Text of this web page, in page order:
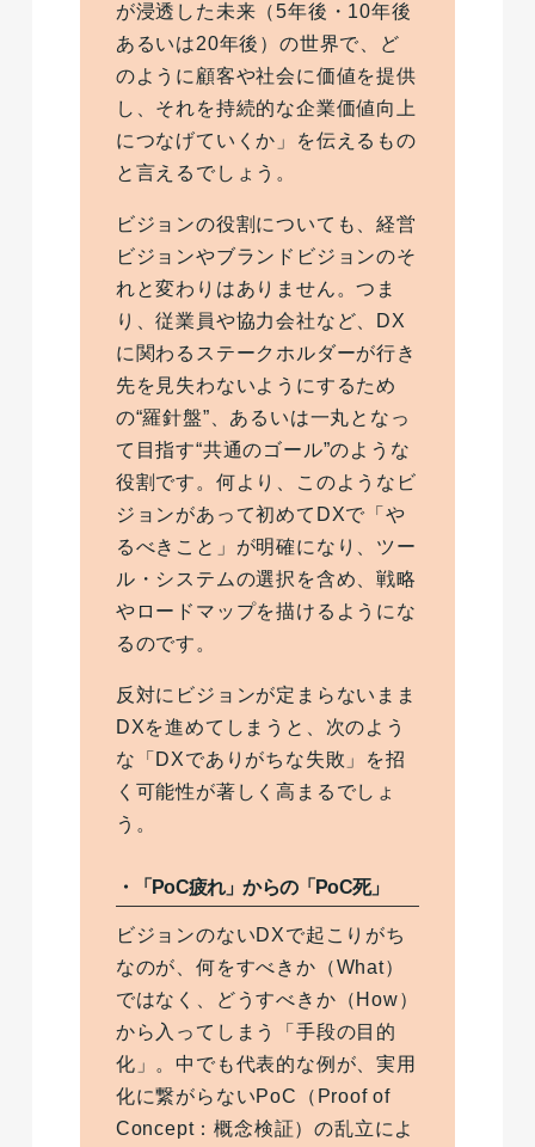
が浸透した未来（5年後・10年後
あるいは20年後）の世界で、ど
のように顧客や社会に価値を提供
し、それを持続的な企業価値向上
につなげていくか」を伝えるもの
と言えるでしょう。
ビジョンの役割についても、経営
ビジョンやブランドビジョンのそ
れと変わりはありません。つま
り、従業員や協力会社など、DX
に関わるステークホルダーが行き
先を見失わないようにするため
の“羅針盤”、あるいは一丸となっ
て目指す“共通のゴール”のような
役割です。何より、このようなビ
ジョンがあって初めてDXで「や
るべきこと」が明確になり、ツー
ル・システムの選択を含め、戦略
やロードマップを描けるようにな
るのです。
反対にビジョンが定まらないまま
DXを進めてしまうと、次のよう
な「DXでありがちな失敗」を招
く可能性が著しく高まるでしょ
う。
・「PoC疲れ」からの「PoC死」
ビジョンのないDXで起こりがち
なのが、何をすべきか（What）
ではなく、どうすべきか（How）
から入ってしまう「手段の目的
化」。中でも代表的な例が、実用
化に繋がらないPoC（Proof of
Concept：概念検証）の乱立によ